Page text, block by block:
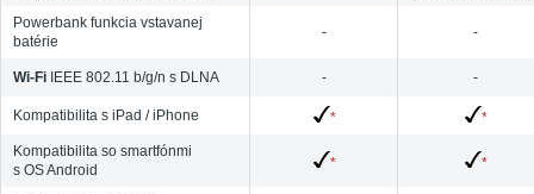
Powerbank funkcia vstavanej
batérie
- -
Wi-Fi IEEE 802.11 b/g/n s DLNA - -
Kompatibilita s iPad / iPhone *
*
Kompatibilita so smartfónmi
s OS Android
* *